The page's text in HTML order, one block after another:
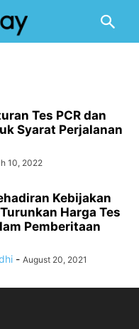
Tes PCR dan
Syarat Perjalanan
10, 2022
Kebijakan
Harga Tes
Pemberitaan
- August 20, 2021